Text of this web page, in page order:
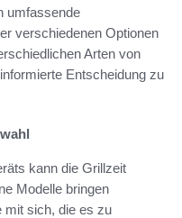
umfassende
verschiedenen Optionen
Arten von
Entscheidung zu
kann die Grillzeit
Modelle bringen
mit sich, die es zu